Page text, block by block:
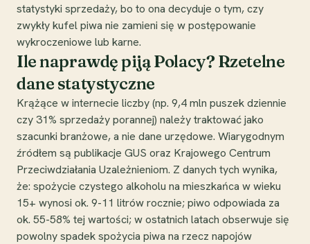
statystyki sprzedaży, bo to ona decyduje o tym, czy
zwykły kufel piwa nie zamieni się w postępowanie
wykroczeniowe lub karne.
Ile naprawdę piją Polacy? Rzetelne
dane statystyczne
Krążące w internecie liczby (np. 9,4 mln puszek dziennie
czy 31% sprzedaży porannej) należy traktować jako
szacunki branżowe, a nie dane urzędowe. Wiarygodnym
źródłem są publikacje GUS oraz Krajowego Centrum
Przeciwdziałania Uzależnieniom. Z danych tych wynika,
że: spożycie czystego alkoholu na mieszkańca w wieku
15+ wynosi ok. 9-11 litrów rocznie; piwo odpowiada za
ok. 55-58% tej wartości; w ostatnich latach obserwuje się
powolny spadek spożycia piwa na rzecz napojów